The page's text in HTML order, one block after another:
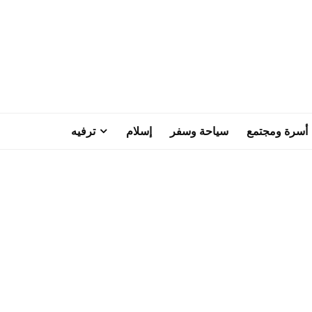
أسرة ومجتمع سياحة وسفر إسلام ترفيه